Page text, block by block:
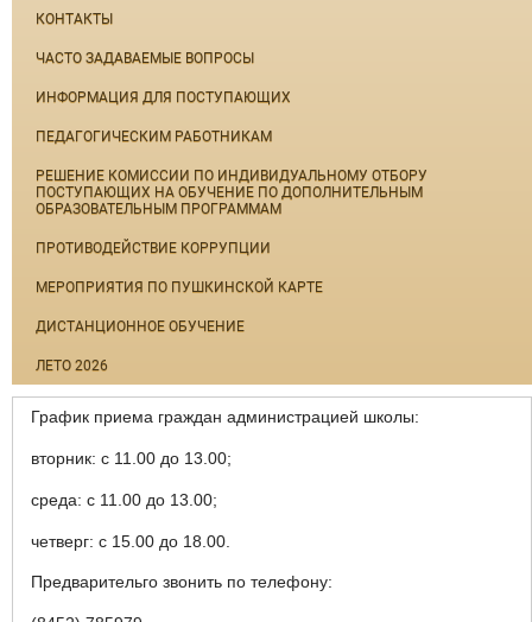
КОНТАКТЫ
ЧАСТО ЗАДАВАЕМЫЕ ВОПРОСЫ
ИНФОРМАЦИЯ ДЛЯ ПОСТУПАЮЩИХ
ПЕДАГОГИЧЕСКИМ РАБОТНИКАМ
РЕШЕНИЕ КОМИССИИ ПО ИНДИВИДУАЛЬНОМУ ОТБОРУ
ПОСТУПАЮЩИХ НА ОБУЧЕНИЕ ПО ДОПОЛНИТЕЛЬНЫМ
ОБРАЗОВАТЕЛЬНЫМ ПРОГРАММАМ
ПРОТИВОДЕЙСТВИЕ КОРРУПЦИИ
МЕРОПРИЯТИЯ ПО ПУШКИНСКОЙ КАРТЕ
ДИСТАНЦИОННОЕ ОБУЧЕНИЕ
ЛЕТО 2026
График приема граждан администрацией школы:
вторник: с 11.00 до 13.00;
среда: с 11.00 до 13.00;
четверг: с 15.00 до 18.00.
Предварительго звонить по телефону: